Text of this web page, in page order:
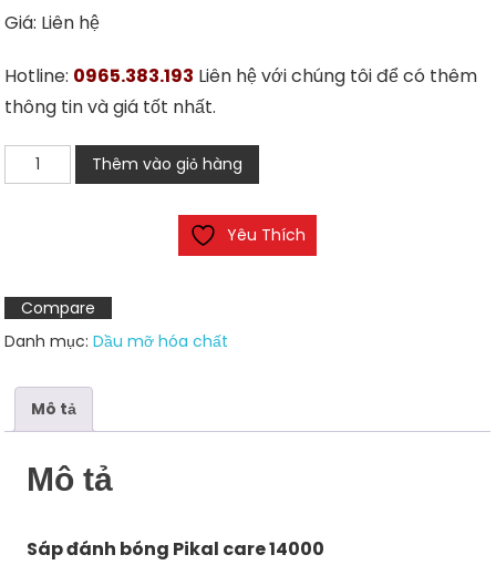
Giá: Liên hệ
Hotline: 0965.383.193 Liên hệ với chúng tôi để có thêm
thông tin và giá tốt nhất.
đánh
14000
số
lượng
Thêm vào giỏ hàng
Yêu Thích
Compare
Danh mục:Dầu mỡ hóa chất
Mô tả
Mô tả
Sáp đánh bóng Pikal care 14000